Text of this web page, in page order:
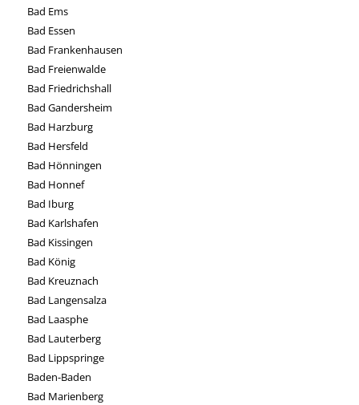
Bad Ems
Bad Essen
Bad Frankenhausen
Bad Freienwalde
Bad Friedrichshall
Bad Gandersheim
Bad Harzburg
Bad Hersfeld
Bad Hönningen
Bad Honnef
Bad Iburg
Bad Karlshafen
Bad Kissingen
Bad König
Bad Kreuznach
Bad Langensalza
Bad Laasphe
Bad Lauterberg
Bad Lippspringe
Baden-Baden
Bad Marienberg